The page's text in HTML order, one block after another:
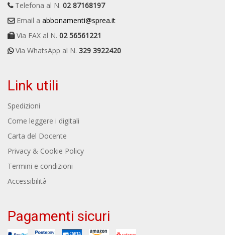
Telefona al N. 02 87168197
Email a abbonamenti@sprea.it
Via FAX al N. 02 56561221
Via WhatsApp al N. 329 3922420
Link utili
Spedizioni
Come leggere i digitali
Carta del Docente
Privacy & Cookie Policy
Termini e condizioni
Accessibilità
Pagamenti sicuri